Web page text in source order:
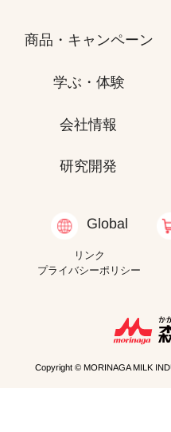
商品・キャンペーン
学ぶ・体験
会社情報
研究開発
Global
リンク
プライバシーポリシー
Copyright © MORINAGA MILK